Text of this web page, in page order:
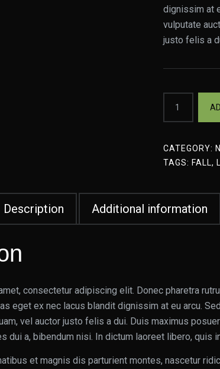
dignissim at
vulputate
justo felis a
CATEGORY:
TAGS: FALL,
Description Additional information
consectetur adipiscing elit. Donec pharetra
eget ex nec lacus blandit dignissim at eu arcu.
vel auctor justo felis a dui. Duis maximus
dui a, bibendum nisi. In dictum laoreet libero, quis
et magnis dis parturient montes, nascetur